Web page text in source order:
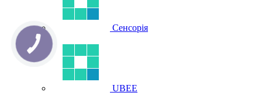
Сенсорія
UBEE